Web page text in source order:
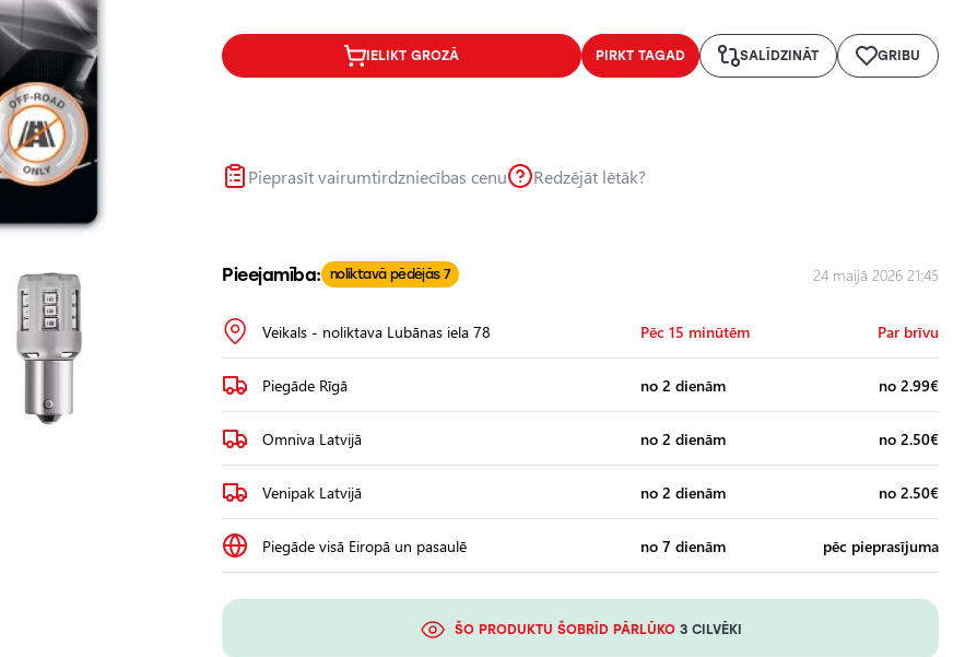
IELIKT GROZĀ PIRKT TAGAD SALĪDZINĀT GRIBU
Pieprasīt vairumtirdzniecības cenu Redzējāt lētāk?
Pieejamība: noliktavā pēdējās 7 24 maijā 2026 21:45
Veikals - noliktava Lubānas iela 78 Pēc 15 minūtēm Par brīvu
Piegāde Rīgā no 2 dienām no 2.99€
Omniva Latvijā no 2 dienām no 2.50€
Venipak Latvijā no 2 dienām no 2.50€
Piegāde visā Eiropā un pasaulē no 7 dienām pēc pieprasījuma
ŠO PRODUKTU ŠOBRĪD PĀRLŪKO 3 CILVĒKI